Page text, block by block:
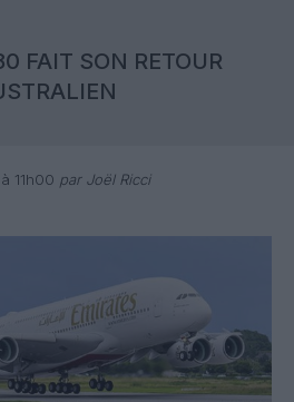
FAIT SON RETOUR
11h00 par Joël Ricci